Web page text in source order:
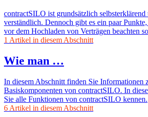
contractSILO ist grundsätzlich selbsterklärend
verständlich. Dennoch gibt es ein paar
vor dem Hochladen von Verträgen beachten
1 Artikel in diesem Abschnitt
Wie man …
In diesem Abschnitt finden Sie Informationen
Basiskomponenten von contractSILO. In
Sie alle Funktionen von contractSILO kennen.
6 Artikel in diesem Abschnitt